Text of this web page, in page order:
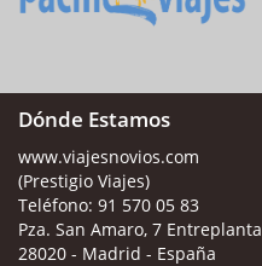
Dónde Estamos
www.viajesnovios.com
(Prestigio Viajes)
Teléfono: 91 570 05 83
Pza. San Amaro, 7 Entreplanta
28020 - Madrid - España